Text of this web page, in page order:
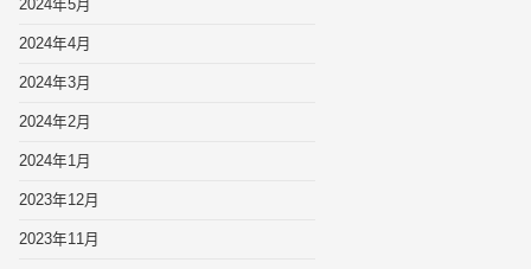
2024年5月
2024年4月
2024年3月
2024年2月
2024年1月
2023年12月
2023年11月